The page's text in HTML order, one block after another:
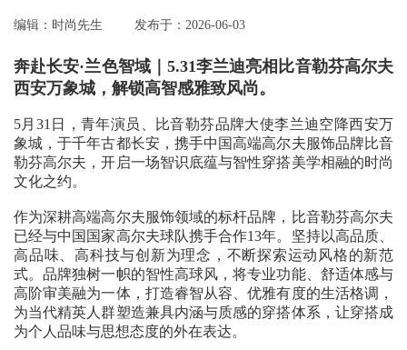
编辑：时尚先生 发布于：2026-06-03
奔赴长安·兰色智域｜5.31李兰迪亮相比音勒芬高尔夫
西安万象城，解锁高智感雅致风尚。
5月31日，青年演员、比音勒芬品牌大使李兰迪空降西安万
象城，于千年古都长安，携手中国高端高尔夫服饰品牌比音
勒芬高尔夫，开启一场智识底蕴与智性穿搭美学相融的时尚
文化之约。
作为深耕高端高尔夫服饰领域的标杆品牌，比音勒芬高尔夫
已经与中国国家高尔夫球队携手合作13年。坚持以高品质、
高品味、高科技与创新为理念，不断探索运动风格的新范
式。品牌独树一帜的智性高球风，将专业功能、舒适体感与
高阶审美融为一体，打造睿智从容、优雅有度的生活格调，
为当代精英人群塑造兼具内涵与质感的穿搭体系，让穿搭成
为个人品味与思想态度的外在表达。